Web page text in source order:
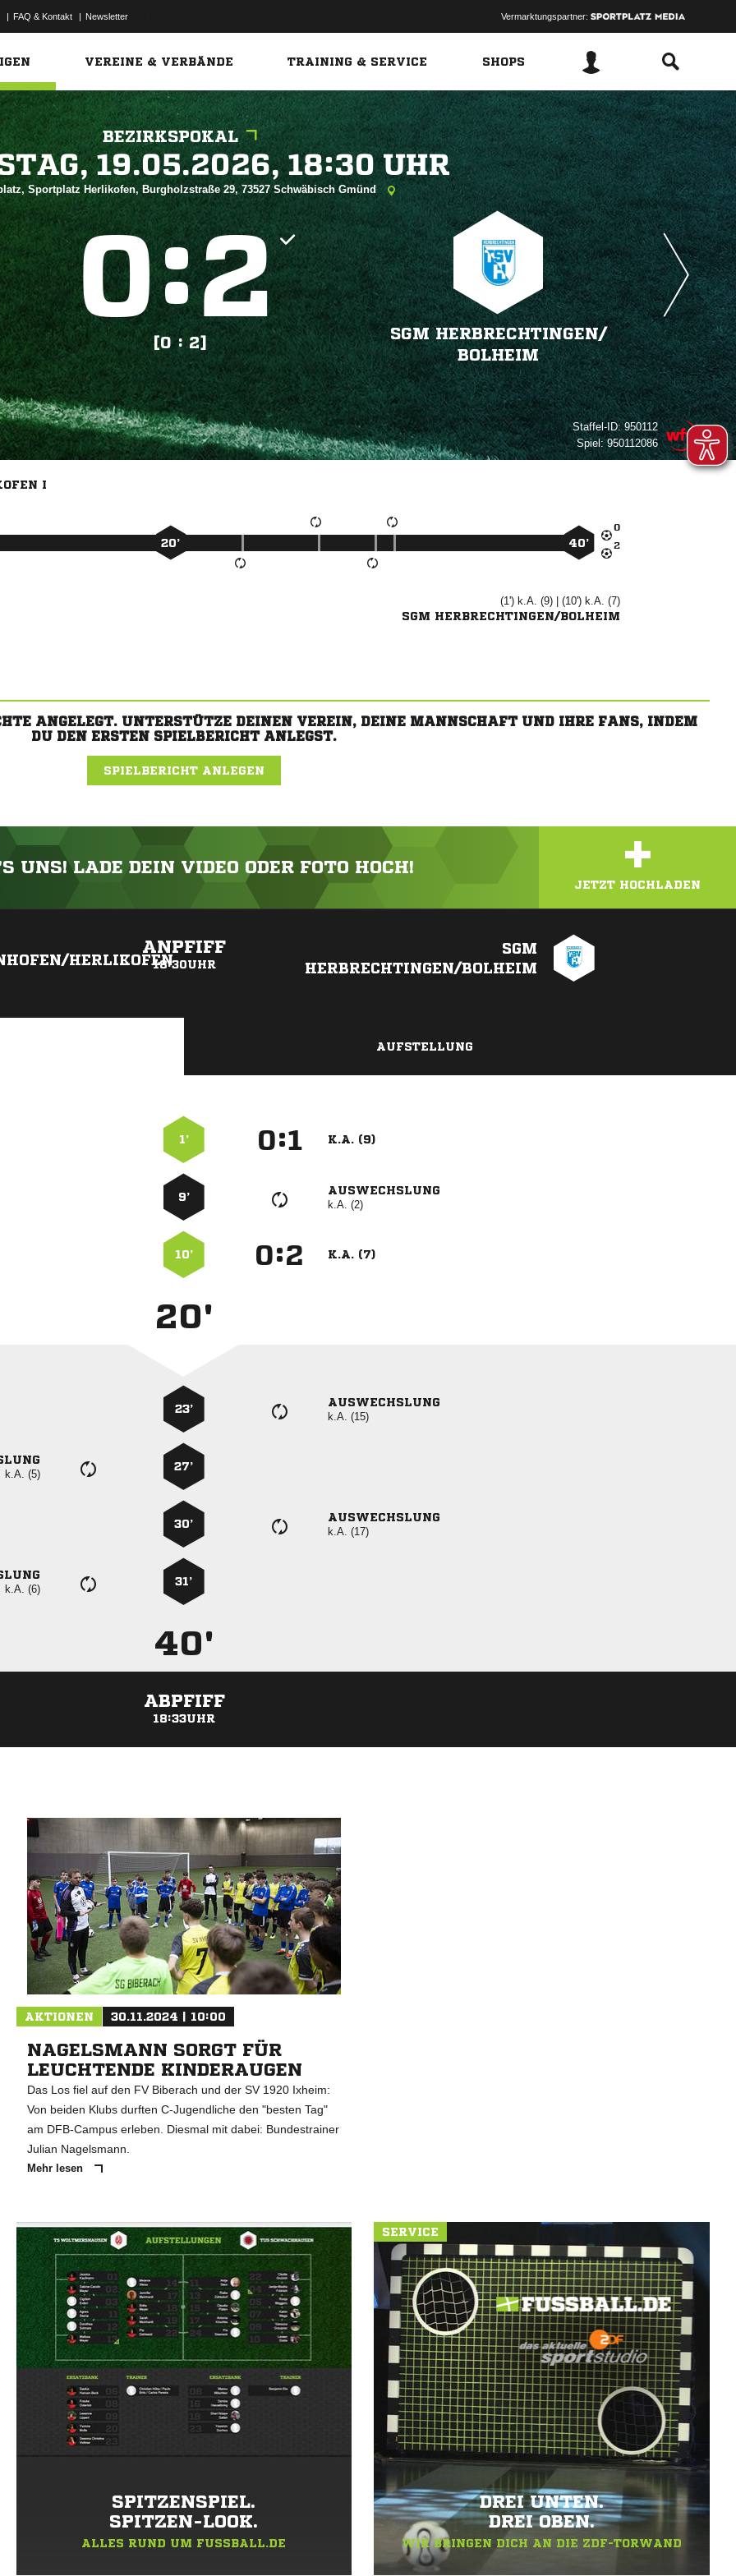
| FAQ & Kontakt | Newsletter Vermarktungspartner:
VEREINE & VERBÄNDE TRAINING & SERVICE SHOPS
BEZIRKSPOKAL
  
Sportplatz Herlikofen, Burgholzstraße 29, 73527 Schwäbisch Gmünd
:
[0 : 2]
SGM HERBRECHTINGEN/​
BOLHEIM
Staffel-ID:950112
Spiel:950112086
I


20’ 40’
(1') k.A. (9) | (10') k.A. (7)
SGM HERBRECHTINGEN/BOLHEIM
ANGELEGT. UNTERSTÜTZE DEINEN VEREIN, DEINE MANNSCHAFT UND IHRE FANS, INDEM
DU DEN ERSTEN SPIELBERICHT ANLEGST.
SPIELBERICHT ANLEGEN
UNS! LADE DEIN VIDEO ODER FOTO HOCH! +
JETZT HOCHLADEN
HERLIKOFEN
ANPFIFF
18:30UHR
SGM
HERBRECHTINGEN/BOLHEIM
AUFSTELLUNG
1’ : K.A. (9)
9’
AUSWECHSLUNG
k.A. (2)
10’ : K.A. (7)
20'
23’
AUSWECHSLUNG
k.A. (15)
k.A. (5)
27’
30’
AUSWECHSLUNG
k.A. (17)
k.A. (6)
31’
40'
ABPFIFF
18:33UHR
AKTIONEN 30.11.2024 | 10:00
NAGELSMANN SORGT FÜR
LEUCHTENDE KINDERAUGEN
Das Los fiel auf den FV Biberach und der SV 1920 Ixheim:
Von beiden Klubs durften C-Jugendliche den "besten Tag"
am DFB-Campus erleben. Diesmal mit dabei: Bundestrainer
Julian Nagelsmann.
Mehr lesen
SPITZENSPIEL.
SPITZEN-LOOK.
ALLES RUND UM FUSSBALL.DE
SERVICE
DREI UNTEN.
DREI OBEN.
WIR BRINGEN DICH AN DIE ZDF-TORWAND